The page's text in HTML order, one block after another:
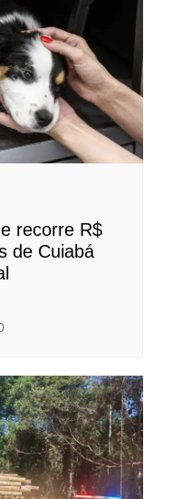
recorre R$
de Cuiabá